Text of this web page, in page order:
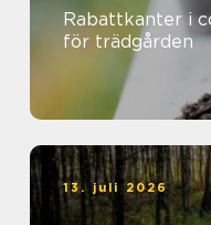
Rabattkanter i
för trädgården
13. juli 2026